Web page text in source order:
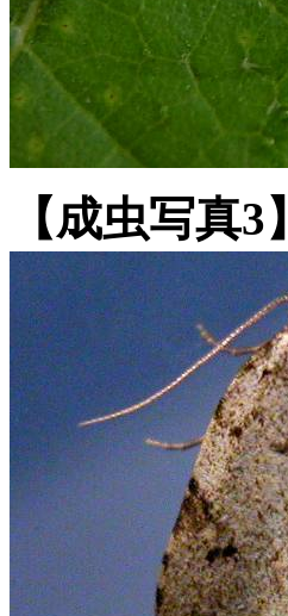
【成虫写真3】